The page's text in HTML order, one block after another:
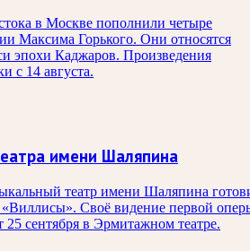
в Москве пополнили четыре
Максима Горького. Они относятся
эпохи Каджаров. Произведения
с 14 августа.
имени Шаляпина
театр имени Шаляпина
«Виллисы». Своё видение первой
25 сентября в Эрмитажном театре.